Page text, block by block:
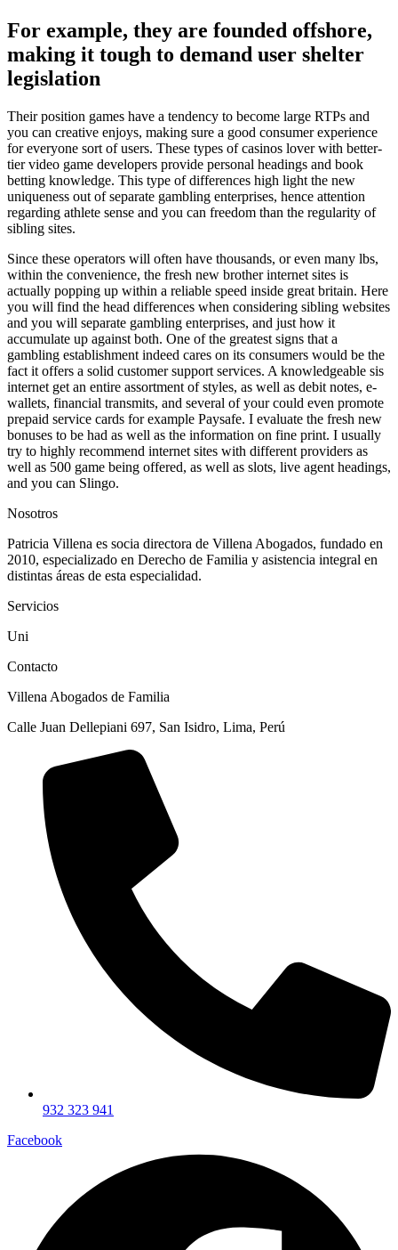
For example, they are founded offshore,
making it tough to demand user shelter
legislation
Their position games have a tendency to become large RTPs and
you can creative enjoys, making sure a good consumer experience
for everyone sort of users. These types of casinos lover with better-
tier video game developers provide personal headings and book
betting knowledge. This type of differences high light the new
uniqueness out of separate gambling enterprises, hence attention
regarding athlete sense and you can freedom than the regularity of
sibling sites.
Since these operators will often have thousands, or even many lbs,
within the convenience, the fresh new brother internet sites is
actually popping up within a reliable speed inside great britain. Here
you will find the head differences when considering sibling websites
and you will separate gambling enterprises, and just how it
accumulate up against both. One of the greatest signs that a
gambling establishment indeed cares on its consumers would be the
fact it offers a solid customer support services. A knowledgeable sis
internet get an entire assortment of styles, as well as debit notes, e-
wallets, financial transmits, and several of your could even promote
prepaid service cards for example Paysafe. I evaluate the fresh new
bonuses to be had as well as the information on fine print. I usually
try to highly recommend internet sites with different providers as
well as 500 game being offered, as well as slots, live agent headings,
and you can Slingo.
Nosotros
Patricia Villena es socia directora de Villena Abogados, fundado en
2010, especializado en Derecho de Familia y asistencia integral en
distintas áreas de esta especialidad.
Servicios
Uni
Contacto
Villena Abogados de Familia
Calle Juan Dellepiani 697, San Isidro, Lima, Perú
932 323 941
Facebook